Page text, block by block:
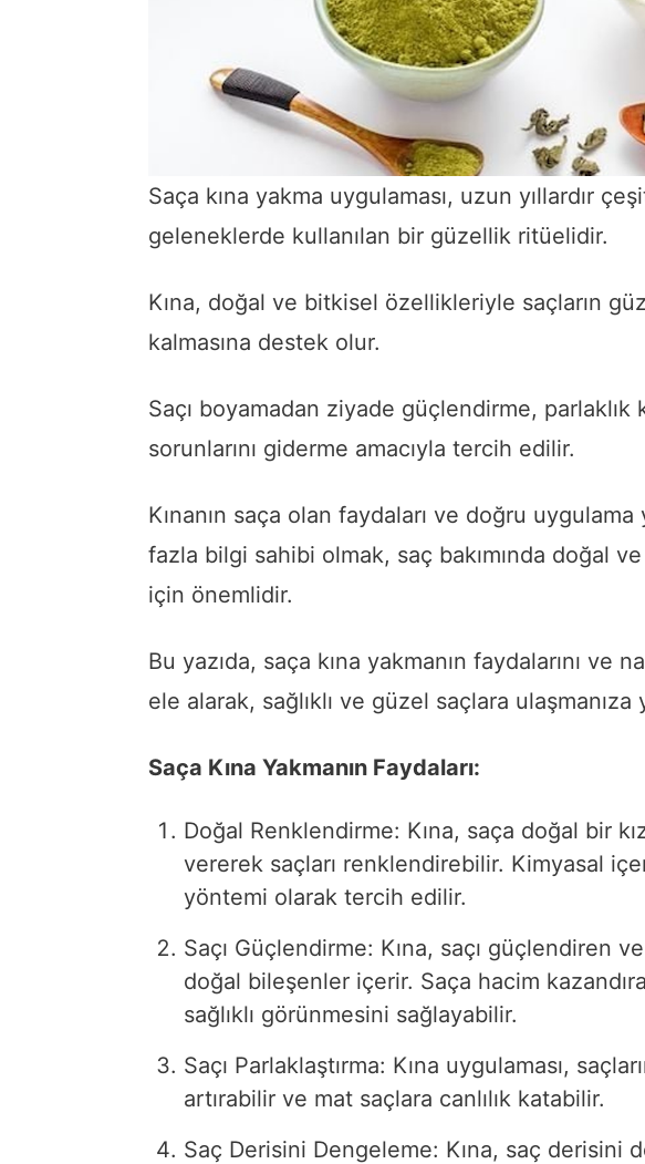
Saça kına yakma uygulaması, uzun yıllardır
geleneklerde kullanılan bir güzellik ritüelidir.
Kına, doğal ve bitkisel özellikleriyle saçların
kalmasına destek olur.
Saçı boyamadan ziyade güçlendirme, parlaklık
sorunlarını giderme amacıyla tercih edilir.
Kınanın saça olan faydaları ve doğru
fazla bilgi sahibi olmak, saç bakımında doğal
için önemlidir.
Bu yazıda, saça kına yakmanın faydalarını ve
ele alarak, sağlıklı ve güzel saçlara ulaşmanıza
Saça Kına Yakmanın Faydaları:
Doğal Renklendirme: Kına, saça doğal bir
vererek saçları renklendirebilir. Kimyasal
yöntemi olarak tercih edilir.
Saçı Güçlendirme: Kına, saçı güçlendiren
doğal bileşenler içerir. Saça hacim
sağlıklı görünmesini sağlayabilir.
Saçı Parlaklaştırma: Kına uygulaması,
artırabilir ve mat saçlara canlılık katabilir.
Saç Derisini Dengeleme: Kına, saç derisini